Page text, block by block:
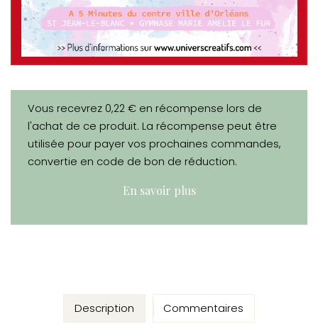
Vous recevrez 0,22 € en récompense lors de
l'achat de ce produit. La récompense peut être
utilisée pour payer vos prochaines commandes,
convertie en code de bon de réduction.
En savoir plus
Description Commentaires